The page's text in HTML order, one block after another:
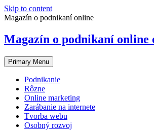
Skip to content
Magazín o podnikaní online
Magazín o podnikaní online
Primary Menu
Podnikanie
Rôzne
Online marketing
Zarábanie na internete
Tvorba webu
Osobný rozvoj